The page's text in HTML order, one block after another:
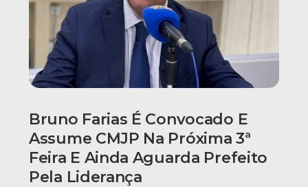
Bruno Farias É Convocado E
Assume CMJP Na Próxima 3ª
Feira E Ainda Aguarda Prefeito
Pela Liderança